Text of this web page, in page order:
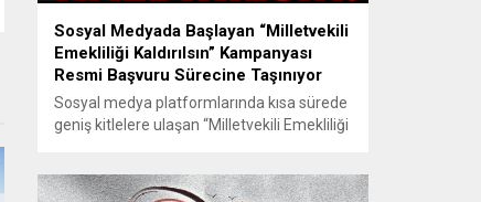
Sosyal Medyada Başlayan “Milletvekili
Emekliliği Kaldırılsın” Kampanyası
Resmi Başvuru Sürecine Taşınıyor
Sosyal medya platformlarında kısa sürede
geniş kitlelere ulaşan “Milletvekili Emekliliği
vatandaşlar, milletvekillerine tanınan